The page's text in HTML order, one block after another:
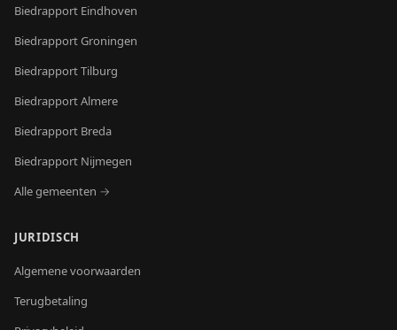
Biedrapport Eindhoven
BiedrapportGroningen
BiedrapportTilburg
BiedrapportAlmere
Biedrapport Breda
Biedrapport Nijmegen
Alle gemeenten →
JURIDISCH
Algemene voorwaarden
Terugbetaling